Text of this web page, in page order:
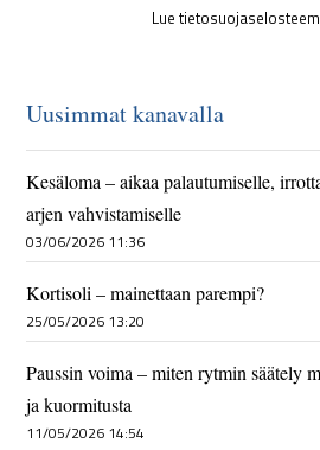
Lue
Uusimmat kanavalla
Kesäloma – aikaa palautumiselle,
arjen vahvistamiselle
03/06/2026 11:36
Kortisoli – mainettaan parempi?
25/05/2026 13:20
Paussin voima – miten rytmin säätely
ja kuormitusta
11/05/2026 14:54